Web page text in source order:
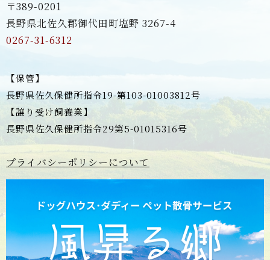
〒389-0201
長野県北佐久郡御代田町塩野 3267-4
0267-31-6312
【保管】
長野県佐久保健所指令19-第103-01003812号
【譲り受け飼養業】
長野県佐久保健所指令29第5-01015316号
プライバシーポリシーについて